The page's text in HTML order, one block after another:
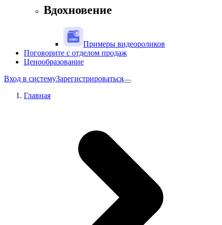
Вдохновение
Примеры видеороликов
Поговорите с отделом продаж
Ценообразование
Вход в системуЗарегистрироваться
Главная